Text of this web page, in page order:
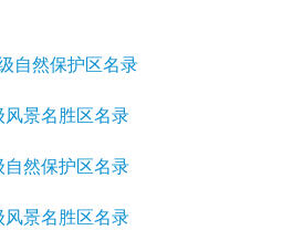
自然保护区名录
景名胜区名录
然保护区名录
景名胜区名录